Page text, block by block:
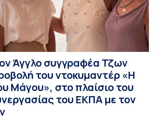
Άγγλο συγγραφέα Τζων
του ντοκυμαντέρ «Η
Μάγου», στο πλαίσιο του
του ΕΚΠΑ με τον